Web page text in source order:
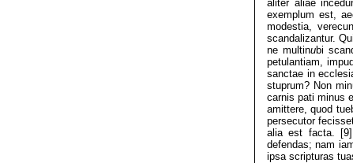
aliter aliae
exemplum est,
modestia,
scandalizantur.
ne multinubi
petulantiam,
sanctae in
stuprum? Non
carnis pati minus
amittere, quod
persecutor
alia est facta. [9]
defendas; nam
ipsa scripturas